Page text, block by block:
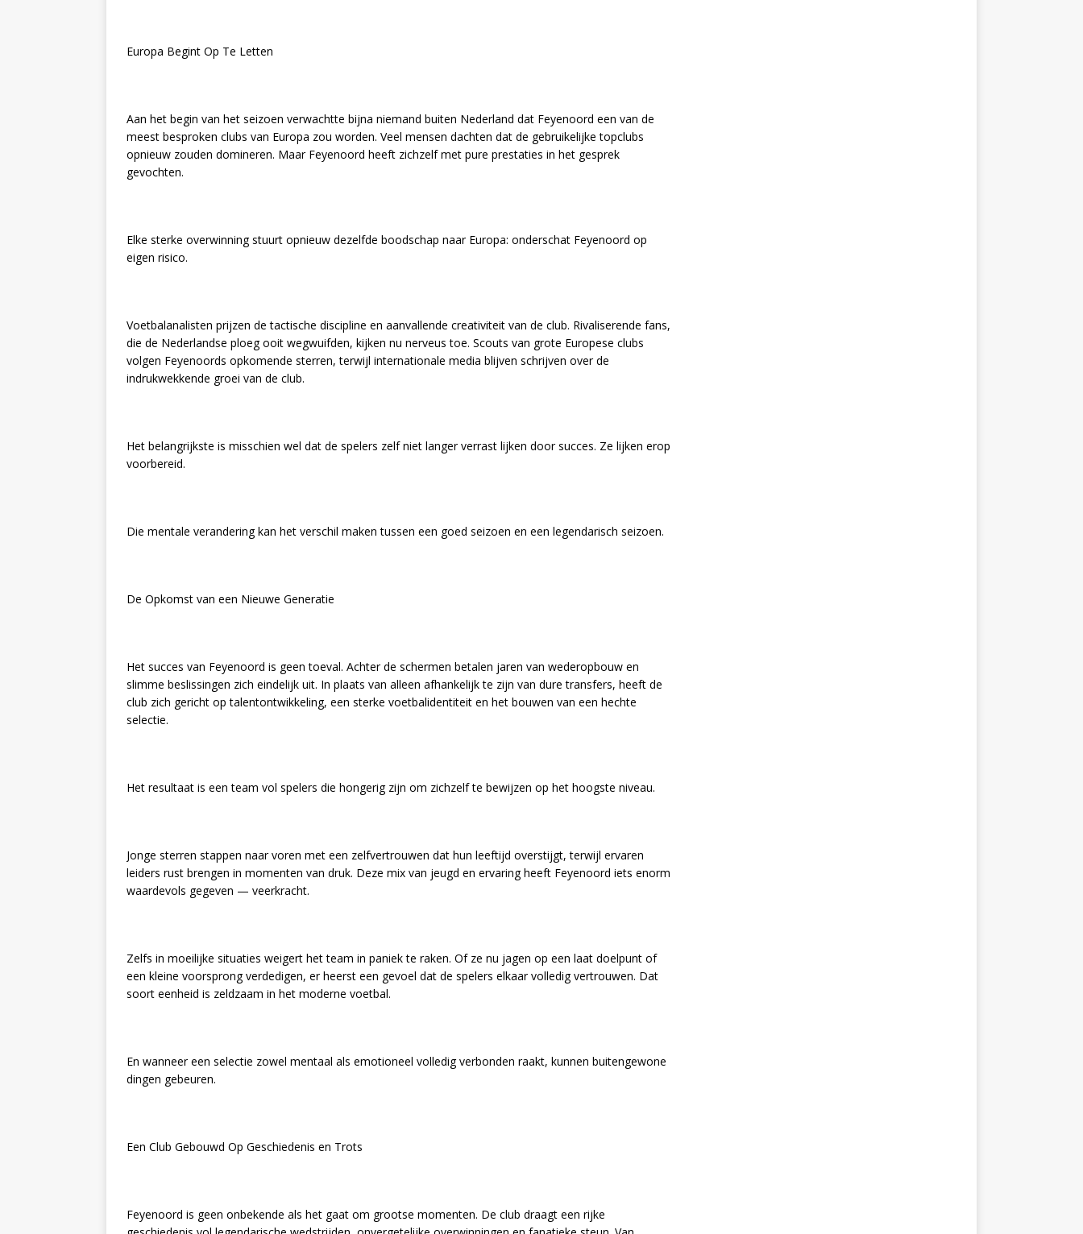
Europa Begint Op Te Letten
Aan het begin van het seizoen verwachtte bijna niemand buiten Nederland dat Feyenoord een van de
meest besproken clubs van Europa zou worden. Veel mensen dachten dat de gebruikelijke topclubs
opnieuw zouden domineren. Maar Feyenoord heeft zichzelf met pure prestaties in het gesprek
gevochten.
Elke sterke overwinning stuurt opnieuw dezelfde boodschap naar Europa: onderschat Feyenoord op
eigen risico.
Voetbalanalisten prijzen de tactische discipline en aanvallende creativiteit van de club. Rivaliserende fans,
die de Nederlandse ploeg ooit wegwuifden, kijken nu nerveus toe. Scouts van grote Europese clubs
volgen Feyenoords opkomende sterren, terwijl internationale media blijven schrijven over de
indrukwekkende groei van de club.
Het belangrijkste is misschien wel dat de spelers zelf niet langer verrast lijken door succes. Ze lijken erop
voorbereid.
Die mentale verandering kan het verschil maken tussen een goed seizoen en een legendarisch seizoen.
De Opkomst van een Nieuwe Generatie
Het succes van Feyenoord is geen toeval. Achter de schermen betalen jaren van wederopbouw en
slimme beslissingen zich eindelijk uit. In plaats van alleen afhankelijk te zijn van dure transfers, heeft de
club zich gericht op talentontwikkeling, een sterke voetbalidentiteit en het bouwen van een hechte
selectie.
Het resultaat is een team vol spelers die hongerig zijn om zichzelf te bewijzen op het hoogste niveau.
Jonge sterren stappen naar voren met een zelfvertrouwen dat hun leeftijd overstijgt, terwijl ervaren
leiders rust brengen in momenten van druk. Deze mix van jeugd en ervaring heeft Feyenoord iets enorm
waardevols gegeven — veerkracht.
Zelfs in moeilijke situaties weigert het team in paniek te raken. Of ze nu jagen op een laat doelpunt of
een kleine voorsprong verdedigen, er heerst een gevoel dat de spelers elkaar volledig vertrouwen. Dat
soort eenheid is zeldzaam in het moderne voetbal.
En wanneer een selectie zowel mentaal als emotioneel volledig verbonden raakt, kunnen buitengewone
dingen gebeuren.
Een Club Gebouwd Op Geschiedenis en Trots
Feyenoord is geen onbekende als het gaat om grootse momenten. De club draagt een rijke